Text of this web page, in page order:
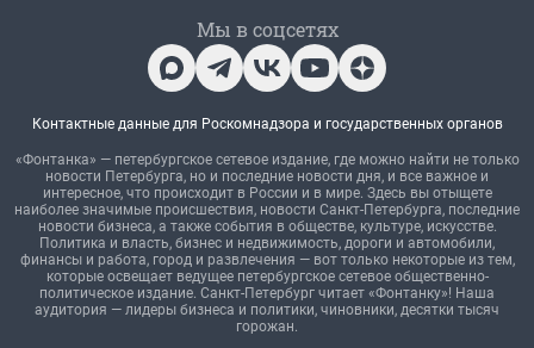
Мы в соцсетях
Контактные данные для Роскомнадзора и государственных органов
«Фонтанка» — петербургское сетевое издание, где можно найти не только
новости Петербурга, но и последние новости дня, и все важное и
интересное, что происходит в России и в мире. Здесь вы отыщете
наиболее значимые происшествия, новости Санкт-Петербурга, последние
новости бизнеса, а также события в обществе, культуре, искусстве.
Политика и власть, бизнес и недвижимость, дороги и автомобили,
финансы и работа, город и развлечения — вот только некоторые из тем,
которые освещает ведущее петербургское сетевое общественно-
политическое издание. Санкт-Петербург читает «Фонтанку»! Наша
аудитория — лидеры бизнеса и политики, чиновники, десятки тысяч
горожан.